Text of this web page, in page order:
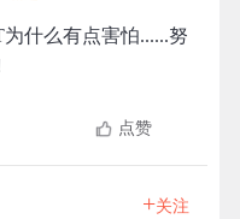
什么有点害怕......努
点赞
+关注